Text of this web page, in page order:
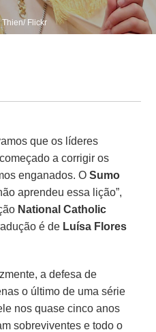
Thien/ Flickr
que os líderes
a corrigir os
enganados. OSumo
aprendeu essa lição”,
National Catholic
é de Luísa Flores
a defesa de
o último de uma série
nos quase cinco anos
sobreviventes e todo o